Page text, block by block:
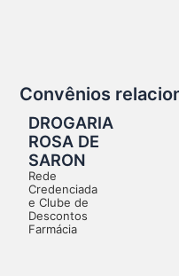
Convênios
DROGARIA
ROSA DE
SARON
Rede
Credenciada
e Clube de
Descontos
Farmácia